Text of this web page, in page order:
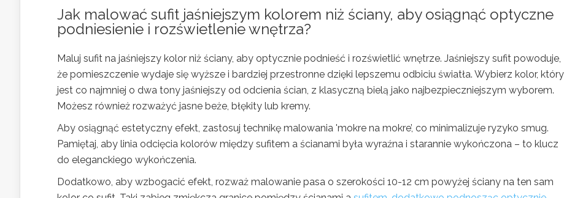
Jak malować sufit jaśniejszym kolorem niż ściany, aby osiągnąć optyczne
podniesienie i rozświetlenie wnętrza?
Maluj sufit na jaśniejszy kolor niż ściany, aby optycznie podnieść i rozświetlić wnętrze. Jaśniejszy sufit powoduje,
że pomieszczenie wydaje się wyższe i bardziej przestronne dzięki lepszemu odbiciu światła. Wybierz kolor, który
jest co najmniej o dwa tony jaśniejszy od odcienia ścian, z klasyczną bielą jako najbezpieczniejszym wyborem.
Możesz również rozważyć jasne beże, błękity lub kremy.
Aby osiągnąć estetyczny efekt, zastosuj technikę malowania 'mokre na mokre’, co minimalizuje ryzyko smug.
Pamiętaj, aby linia odcięcia kolorów między sufitem a ścianami była wyraźna i starannie wykończona – to klucz
do eleganckiego wykończenia.
Dodatkowo, aby wzbogacić efekt, rozważ malowanie pasa o szerokości 10-12 cm powyżej ściany na ten sam